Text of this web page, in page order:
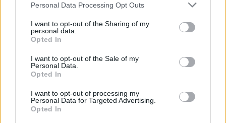
Please note that this website/app uses one or more Google
not limited to your visit or usage behaviour. You may click to
grant or deny consent to Google and its third-party tags to
use your data for below specified purposes in below Google
consent section.
Personal Data Processing Opt Outs
I want to opt-out of the Sharing of my
personal data.
Opted In
I want to opt-out of the Sale of my
Personal Data.
Opted In
I want to opt-out of processing my
Personal Data for Targeted Advertising.
Opted In